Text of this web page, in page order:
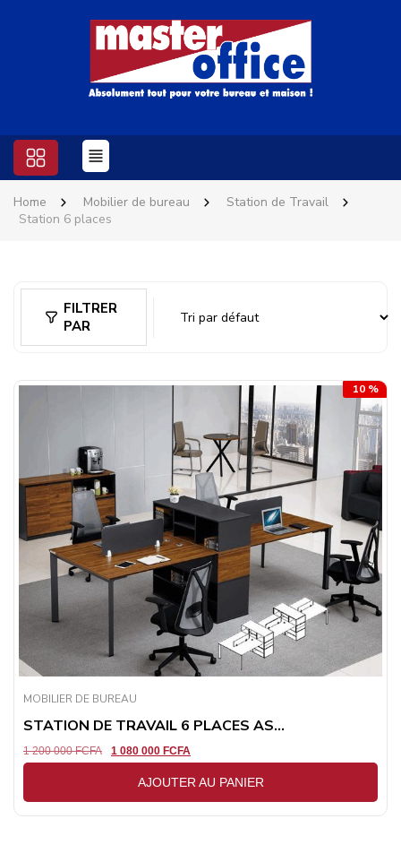
Home Mobilier de bureau
Station de Travail
Station 6 places
FILTRER
PAR
10 %
MOBILIER DE BUREAU
STATION DE TRAVAIL 6 PLACES AS...
1 200 000FCFA 1 080 000 FCFA
AJOUTER AU PANIER